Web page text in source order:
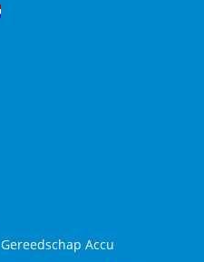
Gereedschap Accu